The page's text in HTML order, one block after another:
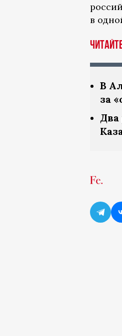
в
В
за
Два